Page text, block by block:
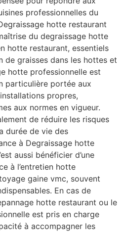
professionnelles du
hotte restaurant
du degraissage hotte
hotte restaurant, essentiels
de graisses dans les hottes et
hotte professionnelle est
particulière portée aux
propres,
aux normes en vigueur.
de réduire les risques
durée de vie des
à Degraissage hotte
aussi bénéficier d’une
à l’entretien hotte
gaine vmc, souvent
En cas de
hotte restaurant ou le
est pris en charge
à accompagner les